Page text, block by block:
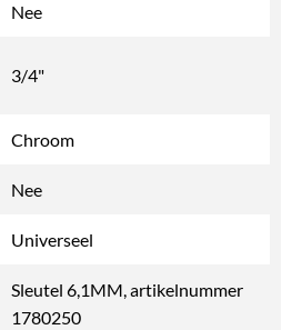
Nee
3/4"
Chroom
Nee
Universeel
Sleutel 6,1MM, artikelnummer
1780250